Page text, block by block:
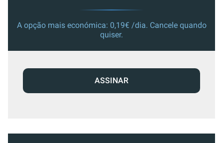
A opção mais económica: 0,19€ /dia. Cancele quando
quiser.
ASSINAR